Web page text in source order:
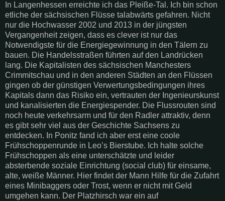
In Langenhessen erreichte ich das Pleiße-Tal. Ich bin schon
etliche der sächsischen Flüsse talabwärts gefahren. Nicht
nur die Hochwasser 2002 und 2013 in der jüngsten
Vergangenheit zeigen, dass es clever ist nur das
Notwendigste für die Energiegewinnung in den Tälern zu
bauen. Die Handelsstraßen führten auf den Landrücken
lang. Die Kapitalisten des sächsischen Manchesters
Crimmitschau und in den anderen Städten an den Flüssen
gingen ob der günstigen Verwertungsbedingungen ihres
Kapitals dann das Risiko ein, vertrauten der Ingenieurskunst
und kanalisierten die Energiespender. Die Flussrouten sind
noch heute verkehrsarm und für den Radler attraktiv, denn
es gibt sehr viel aus der Geschichte Sachsens zu
entdecken. In Ponitz fand ich aber erst eine coole
Frühschoppenrunde in Leo’s Bierstube. Ich halte solche
Frühschoppen als eine unterschätzte und leider
absterbende soziale Einrichtung (social club) für einsame,
alte, weiße Männer. Hier findet der Mann Hilfe für die Zufahrt
eines Minibaggers oder Trost, wenn er nicht mit Geld
umgehen kann. Der Platzhirsch war ein auf